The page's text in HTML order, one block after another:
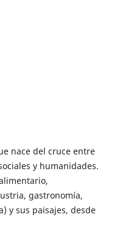
nace del cruce entre
y humanidades.
gastronomía,
y sus paisajes, desde